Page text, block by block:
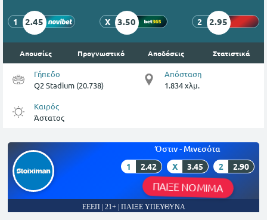
1 2.45 X 3.50 2 2.95
Απουσίες Προγνωστικό Αποδόσεις Στατιστικά
Γήπεδο
Q2 Stadium (20.738)
Απόσταση
1.834 χλμ.
Καιρός
Άστατος
Όστιν - Μινεσότα
1 2.42 X 3.45 2 2.90
ΠΑΙΞΕ ΝΟΜΙΜΑ
ΕΕΕΠ | 21+ | ΠΑΙΞΕ ΥΠΕΥΘΥΝΑ